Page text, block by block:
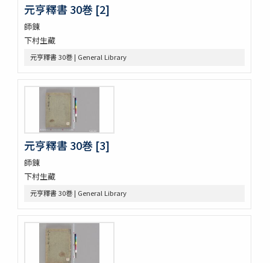
禮書 150巻 (存9巻)
塵劫記 3巻 (存1巻)
東海道綱目分間之圖 5巻
屋外乃萩 ; 稲種考
蘿鬘 3巻
玉襷添紐下解
玉襷添紐
音義本末圖
玉鉾百首
音義本末考
玉鉾の本末
槙のいた屋
改正玉襷添紐
玉襷添紐下解
助辭音義考
言靈顕證圖
助辭音義考
元亨釋書 30巻 [2]
師錬
下村生藏
元亨釋書 30巻 | General Library
元亨釋書 30巻 [3]
師錬
下村生藏
元亨釋書 30巻 | General Library